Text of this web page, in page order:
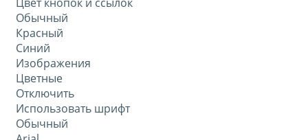
Обычный
Красный
Синий
Изображения
Цветные
Отключить
Использовать шрифт
Обычный